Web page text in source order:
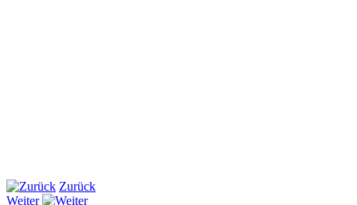
Zurück
Weiter